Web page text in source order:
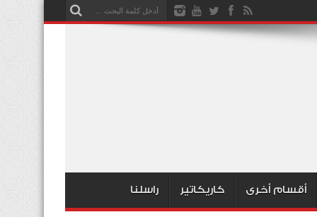
أقسام أخرى كاريكاتير راسلنا